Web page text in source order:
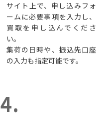
サイト上で、申し込みフォ
ームに必要事項を入力し、
買取を申し込んでくださ
い。
集荷の日時や、振込先口座
の入力も指定可能です。
4.